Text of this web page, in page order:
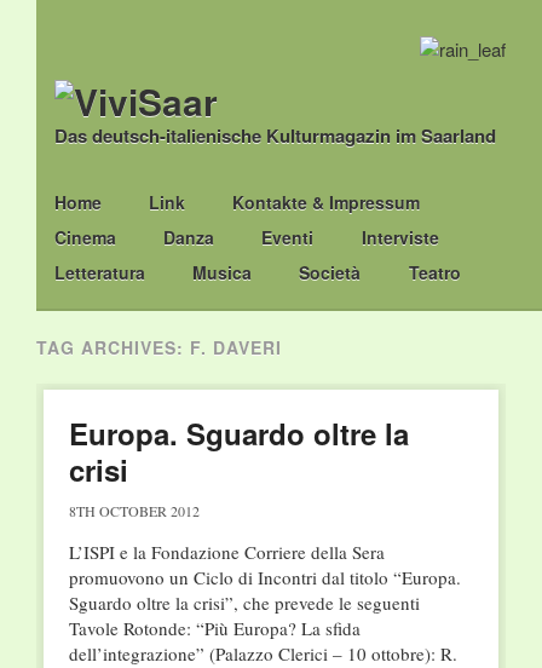
Das deutsch-italienische Kulturmagazin im Saarland
Main menu
Skip
to
content
Home Link
Kontakte & Impressum
Cinema
Danza Eventi
Interviste
Letteratura
Musica Società Teatro
TAG ARCHIVES: F. DAVERI
Europa. Sguardo oltre la
crisi
8TH OCTOBER 2012
L’ISPI e la Fondazione Corriere della Sera
promuovono un Ciclo di Incontri dal titolo “Europa.
Sguardo oltre la crisi”, che prevede le seguenti
Tavole Rotonde: “Più Europa? La sfida
dell’integrazione” (Palazzo Clerici – 10 ottobre): R.